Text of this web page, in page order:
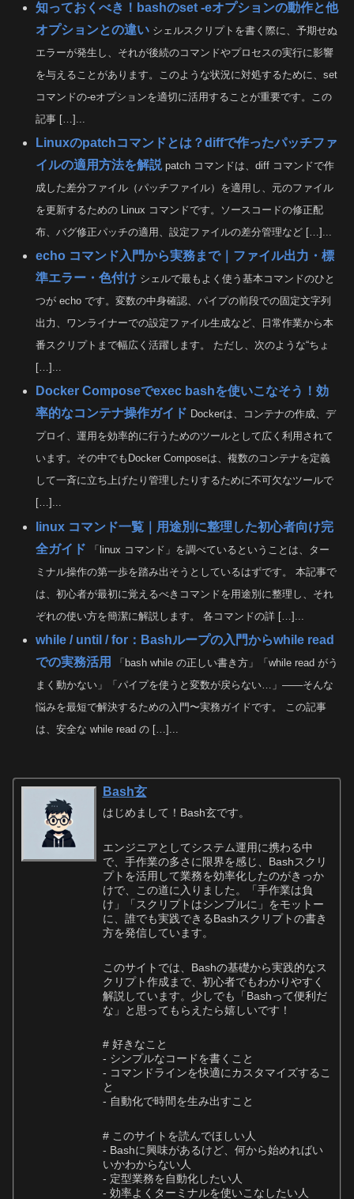
知っておくべき！bashのset -eオプションの動作と他
オプションとの違い シェルスクリプトを書く際に、予期せぬ
エラーが発生し、それが後続のコマンドやプロセスの実行に影響
を与えることがあります。このような状況に対処するために、set
コマンドの-eオプションを適切に活用することが重要です。この
記事 […]...
Linuxのpatchコマンドとは？diffで作ったパッチファ
イルの適用方法を解説 patch コマンドは、diff コマンドで作
成した差分ファイル（パッチファイル）を適用し、元のファイル
を更新するための Linux コマンドです。ソースコードの修正配
布、バグ修正パッチの適用、設定ファイルの差分管理など […]...
echo コマンド入門から実務まで｜ファイル出力・標
準エラー・色付け シェルで最もよく使う基本コマンドのひと
つが echo です。変数の中身確認、パイプの前段での固定文字列
出力、ワンライナーでの設定ファイル生成など、日常作業から本
番スクリプトまで幅広く活躍します。 ただし、次のような“ちょ
[…]...
Docker Composeでexec bashを使いこなそう！効
率的なコンテナ操作ガイド Dockerは、コンテナの作成、デ
プロイ、運用を効率的に行うためのツールとして広く利用されて
います。その中でもDocker Composeは、複数のコンテナを定義
して一斉に立ち上げたり管理したりするために不可欠なツールで
[…]...
linux コマンド一覧｜用途別に整理した初心者向け完
全ガイド
「linux コマンド」を調べているということは、ター
ミナル操作の第一歩を踏み出そうとしているはずです。 本記事で
は、初心者が最初に覚えるべきコマンドを用途別に整理し、それ
ぞれの使い方を簡潔に解説します。 各コマンドの詳 […]...
while / until / for：Bashループの入門からwhile read
での実務活用
「bash while の正しい書き方」「while read がう
まく動かない」「パイプを使うと変数が戻らない…」――そんな
悩みを最短で解決するための入門〜実務ガイドです。 この記事
は、安全な while read の […]...
Bash玄
はじめまして！Bash玄です。
エンジニアとしてシステム運用に携わる中
で、手作業の多さに限界を感じ、Bashスクリ
プトを活用して業務を効率化したのがきっか
けで、この道に入りました。「手作業は負
け」「スクリプトはシンプルに」をモットー
に、誰でも実践できるBashスクリプトの書き
方を発信しています。
このサイトでは、Bashの基礎から実践的なス
クリプト作成まで、初心者でもわかりやすく
解説しています。少しでも「Bashって便利だ
な」と思ってもらえたら嬉しいです！
# 好きなこと
- シンプルなコードを書くこと
- コマンドラインを快適にカスタマイズするこ
と
- 自動化で時間を生み出すこと
# このサイトを読んでほしい人
- Bashに興味があるけど、何から始めればい
いかわからない人
- 定型業務を自動化したい人
- 効率よくターミナルを使いこなしたい人